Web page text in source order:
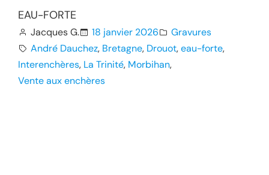
EAU-FORTE
Jacques G. 18 janvier 2026
Gravures
André Dauchez, Bretagne, Drouot, eau-forte,
Interenchères, La Trinité, Morbihan,
Vente aux enchères